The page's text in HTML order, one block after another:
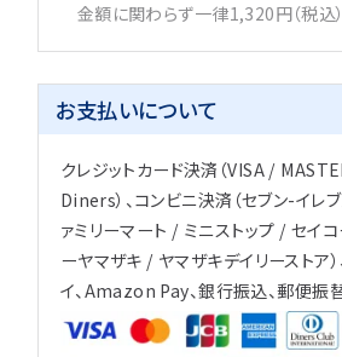
金額に関わらず一律1,320円（税込）
お支払いについて
クレジットカード決済（VISA /
Diners）、コンビニ決済（セブン-イレ
ァミリーマート / ミニストップ / セイ
ーヤマザキ / ヤマザキデイリーストア
イ、Amazon Pay、銀行振込、郵便振